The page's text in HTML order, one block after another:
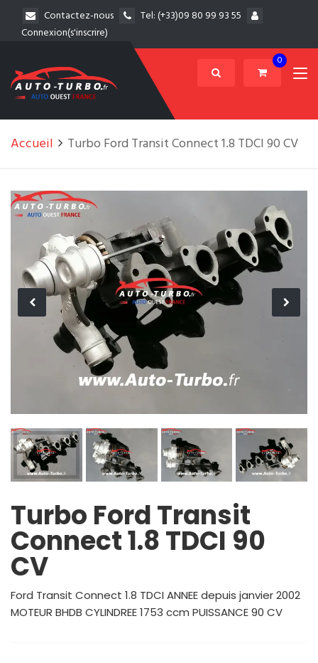
Contactez-nous Tel:(+33)09 80 99 93 55
Connexion(s'inscrire)
0
Accueil Turbo Ford Transit Connect 1.8 TDCI 90 CV
Turbo Ford Transit
Connect 1.8 TDCI 90
CV
Ford Transit Connect 1.8 TDCI ANNEE depuis janvier 2002
MOTEUR BHDB CYLINDREE 1753 ccm PUISSANCE 90 CV